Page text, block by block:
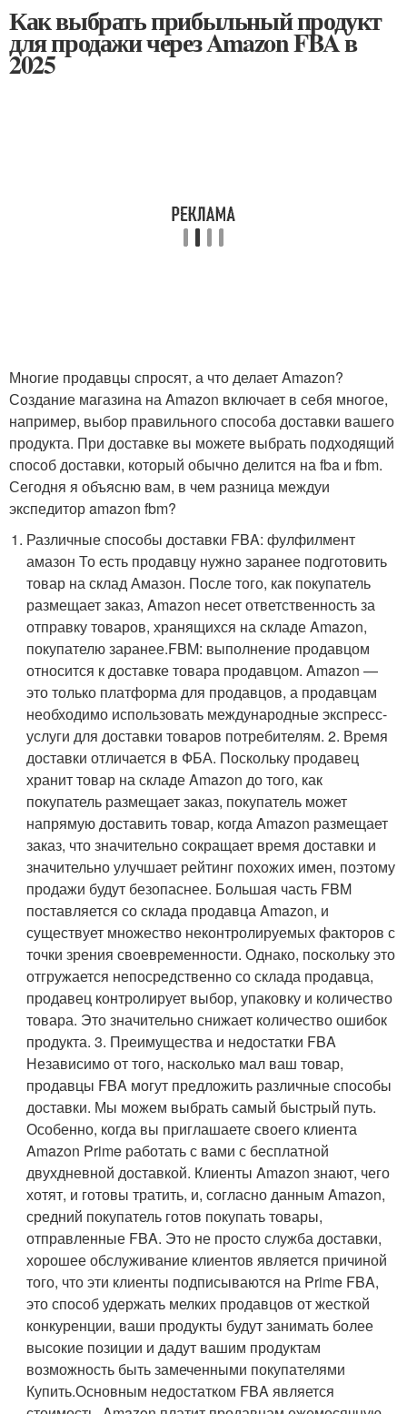
Как выбрать прибыльный продукт
для продажи через Amazon FBA в
2025
Многие продавцы спросят, а что делает Amazon?
Создание магазина на Amazon включает в себя многое,
например, выбор правильного способа доставки вашего
продукта. При доставке вы можете выбрать подходящий
способ доставки, который обычно делится на fba и fbm.
Сегодня я объясню вам, в чем разница междуи
экспедитор amazon fbm?
Различные способы доставки FBA: фулфилмент
амазон То есть продавцу нужно заранее подготовить
товар на склад Амазон. После того, как покупатель
размещает заказ, Amazon несет ответственность за
отправку товаров, хранящихся на складе Amazon,
покупателю заранее.FBM: выполнение продавцом
относится к доставке товара продавцом. Amazon —
это только платформа для продавцов, а продавцам
необходимо использовать международные экспресс-
услуги для доставки товаров потребителям. 2. Время
доставки отличается в ФБА. Поскольку продавец
хранит товар на складе Amazon до того, как
покупатель размещает заказ, покупатель может
напрямую доставить товар, когда Amazon размещает
заказ, что значительно сокращает время доставки и
значительно улучшает рейтинг похожих имен, поэтому
продажи будут безопаснее. Большая часть FBM
поставляется со склада продавца Amazon, и
существует множество неконтролируемых факторов с
точки зрения своевременности. Однако, поскольку это
отгружается непосредственно со склада продавца,
продавец контролирует выбор, упаковку и количество
товара. Это значительно снижает количество ошибок
продукта. 3. Преимущества и недостатки FBA
Независимо от того, насколько мал ваш товар,
продавцы FBA могут предложить различные способы
доставки. Мы можем выбрать самый быстрый путь.
Особенно, когда вы приглашаете своего клиента
Amazon Prime работать с вами с бесплатной
двухдневной доставкой. Клиенты Amazon знают, чего
хотят, и готовы тратить, и, согласно данным Amazon,
средний покупатель готов покупать товары,
отправленные FBA. Это не просто служба доставки,
хорошее обслуживание клиентов является причиной
того, что эти клиенты подписываются на Prime FBA,
это способ удержать мелких продавцов от жесткой
конкуренции, ваши продукты будут занимать более
высокие позиции и дадут вашим продуктам
возможность быть замеченными покупателями
Купить.Основным недостатком FBA является